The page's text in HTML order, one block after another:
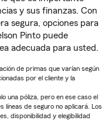
y sus finanzas. Con
segura, opciones para
Pinto puede
adecuada para usted.
de primas que varían según
por el cliente y la
una póliza, pero en ese caso el
de seguro no aplicará. Los
disponibilidad y elegibilidad